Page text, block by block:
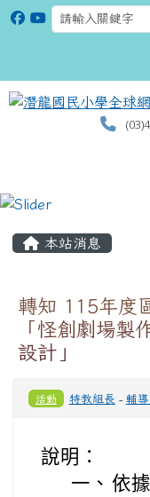
本站消息
轉知 115年度
「怪創劇場製
設計」
活動 特教組長 - 輔
說明：
一、 依